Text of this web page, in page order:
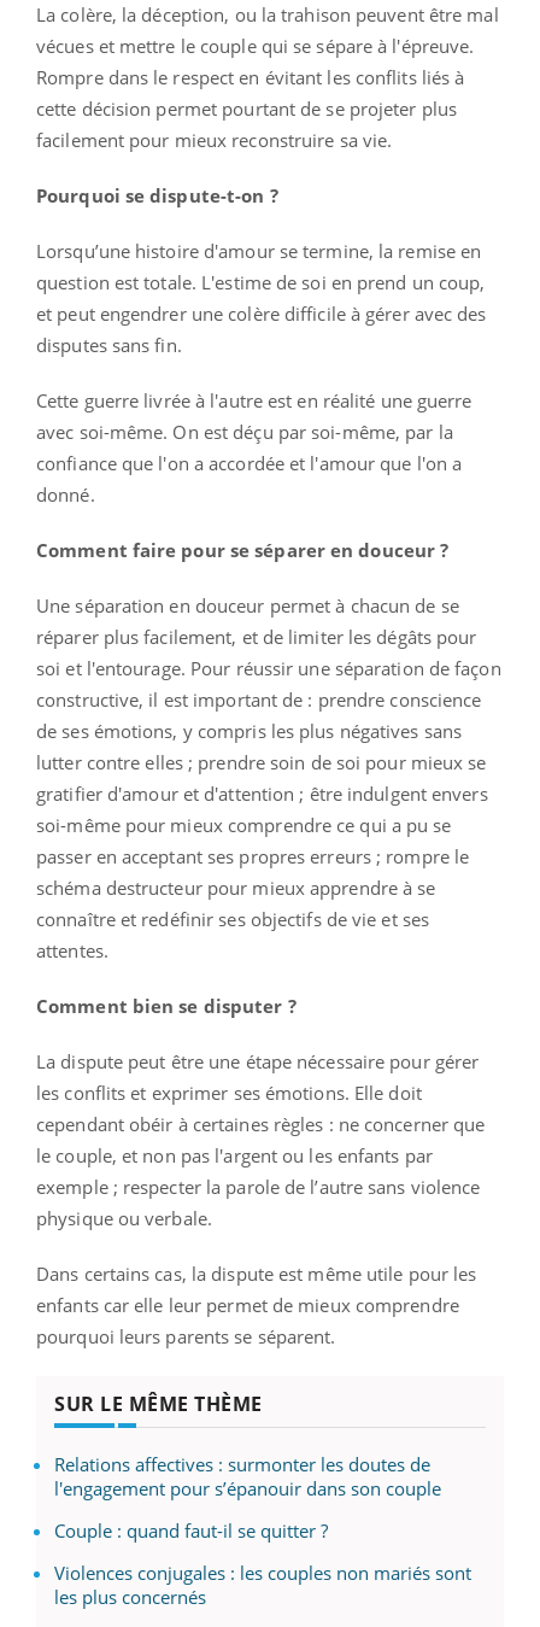
La colère, la déception, ou la trahison peuvent être mal
vécues et mettre le couple qui se sépare à l'épreuve.
Rompre dans le respect en évitant les conflits liés à
cette décision permet pourtant de se projeter plus
facilement pour mieux reconstruire sa vie.
Pourquoi se dispute-t-on ?
Lorsqu’une histoire d'amour se termine, la remise en
question est totale. L'estime de soi en prend un coup,
et peut engendrer une colère difficile à gérer avec des
disputes sans fin.
Cette guerre livrée à l'autre est en réalité une guerre
avec soi-même. On est déçu par soi-même, par la
confiance que l'on a accordée et l'amour que l'on a
donné.
Comment faire pour se séparer en douceur ?
Une séparation en douceur permet à chacun de se
réparer plus facilement, et de limiter les dégâts pour
soi et l'entourage. Pour réussir une séparation de façon
constructive, il est important de : prendre conscience
de ses émotions, y compris les plus négatives sans
lutter contre elles ; prendre soin de soi pour mieux se
gratifier d'amour et d'attention ; être indulgent envers
soi-même pour mieux comprendre ce qui a pu se
passer en acceptant ses propres erreurs ; rompre le
schéma destructeur pour mieux apprendre à se
connaître et redéfinir ses objectifs de vie et ses
attentes.
Comment bien se disputer ?
La dispute peut être une étape nécessaire pour gérer
les conflits et exprimer ses émotions. Elle doit
cependant obéir à certaines règles : ne concerner que
le couple, et non pas l'argent ou les enfants par
exemple ; respecter la parole de l’autre sans violence
physique ou verbale.
Dans certains cas, la dispute est même utile pour les
enfants car elle leur permet de mieux comprendre
pourquoi leurs parents se séparent.
SUR LE MÊME THÈME
Relations affectives : surmonter les doutes de
l'engagement pour s’épanouir dans son couple
Couple : quand faut-il se quitter ?
Violences conjugales : les couples non mariés sont
les plus concernés